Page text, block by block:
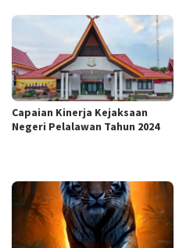
Capaian Kinerja Kejaksaan
Negeri Pelalawan Tahun 2024